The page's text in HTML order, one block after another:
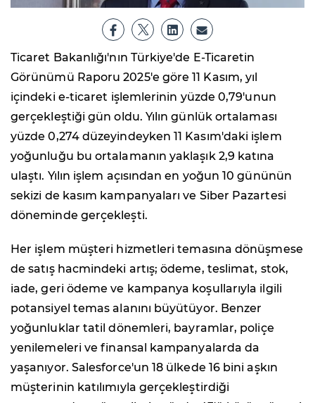
Ticaret Bakanlığı'nın Türkiye'de E-Ticaretin
Görünümü Raporu 2025'e göre 11 Kasım, yıl
içindeki e-ticaret işlemlerinin yüzde 0,79'unun
gerçekleştiği gün oldu. Yılın günlük ortalaması
yüzde 0,274 düzeyindeyken 11 Kasım'daki işlem
yoğunluğu bu ortalamanın yaklaşık 2,9 katına
ulaştı. Yılın işlem açısından en yoğun 10 gününün
sekizi de kasım kampanyaları ve Siber Pazartesi
döneminde gerçekleşti.
Her işlem müşteri hizmetleri temasına dönüşmese
de satış hacmindeki artış; ödeme, teslimat, stok,
iade, geri ödeme ve kampanya koşullarıyla ilgili
potansiyel temas alanını büyütüyor. Benzer
yoğunluklar tatil dönemleri, bayramlar, poliçe
yenilemeleri ve finansal kampanyalarda da
yaşanıyor. Salesforce'un 18 ülkede 16 bini aşkın
müşterinin katılımıyla gerçekleştirdiği